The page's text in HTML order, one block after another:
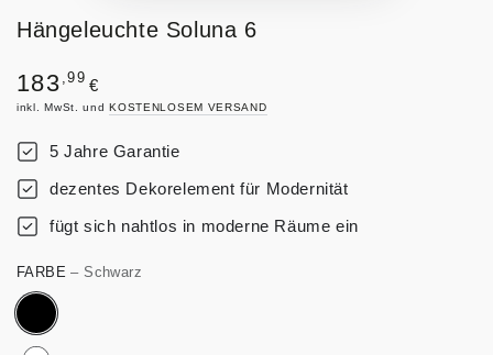
Hängeleuchte Soluna 6
Regulärer
Preis
183 ,99 €
inkl. MwSt. undKOSTENLOSEM VERSAND
5 Jahre Garantie
dezentes Dekorelement für Modernität
fügt sich nahtlos in moderne Räume ein
FARBE– Schwarz